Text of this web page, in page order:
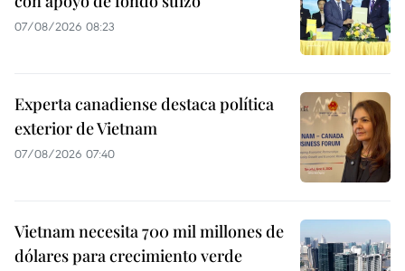
07/08/2026 08:23
Experta canadiense destaca política
exterior de Vietnam
07/08/2026 07:40
Vietnam necesita 700 mil millones de
dólares para crecimiento verde